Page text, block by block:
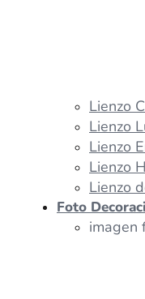
Lienzo
Lienzo
Lienzo
Lienzo
Lienzo
Foto
imagen